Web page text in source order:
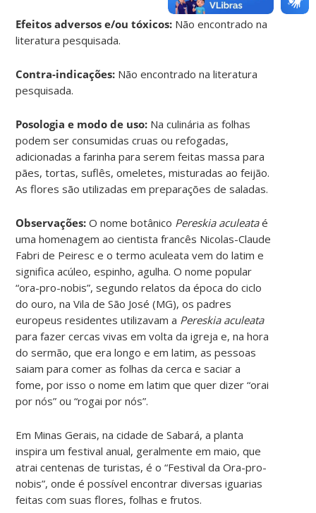
Efeitos adversos e/ou tóxicos: Não encontrado na
literatura pesquisada.
Contra-indicações: Não encontrado na literatura
pesquisada.
Posologia e modo de uso: Na culinária as folhas
podem ser consumidas cruas ou refogadas,
adicionadas a farinha para serem feitas massa para
pães, tortas, suflês, omeletes, misturadas ao feijão.
As flores são utilizadas em preparações de saladas.
Observações: O nome botânico Pereskia aculeataé
uma homenagem ao cientista francês Nicolas-Claude
Fabri de Peiresc e o termo aculeata vem do latim e
significa acúleo, espinho, agulha. O nome popular
“ora-pro-nobis”, segundo relatos da época do ciclo
do ouro, na Vila de São José (MG), os padres
europeus residentes utilizavam a Pereskia aculeata
para fazer cercas vivas em volta da igreja e, na hora
do sermão, que era longo e em latim, as pessoas
saiam para comer as folhas da cerca e saciar a
fome, por isso o nome em latim que quer dizer “orai
por nós” ou “rogai por nós”.
Em Minas Gerais, na cidade de Sabará, a planta
inspira um festival anual, geralmente em maio, que
atrai centenas de turistas, é o “Festival da Ora-pro-
nobis”, onde é possível encontrar diversas iguarias
feitas com suas flores, folhas e frutos.